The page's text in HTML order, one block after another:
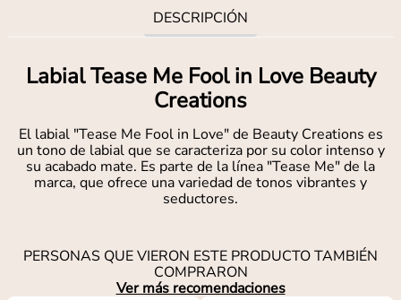
DESCRIPCIÓN
Labial Tease Me Fool in Love Beauty
Creations
El labial "Tease Me Fool in Love" de Beauty Creations es
un tono de labial que se caracteriza por su color intenso y
su acabado mate. Es parte de la línea "Tease Me" de la
marca, que ofrece una variedad de tonos vibrantes y
seductores.
PERSONAS QUE VIERON ESTE PRODUCTO TAMBIÉN
COMPRARON
Ver más recomendaciones